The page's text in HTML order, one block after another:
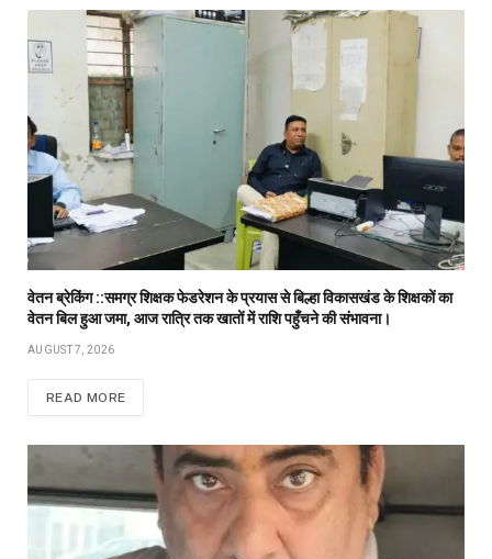
वेतन ब्रेकिंग ::समग्र शिक्षक फेडरेशन के प्रयास से बिल्हा विकासखंड के शिक्षकों का
वेतन बिल हुआ जमा, आज रात्रि तक खातों में राशि पहुँचने की संभावना।
AUGUST 7, 2026
READ MORE